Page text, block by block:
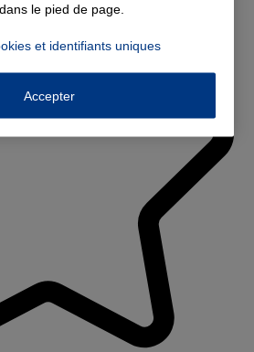
le pied de page.
et identifiants uniques
Accepter